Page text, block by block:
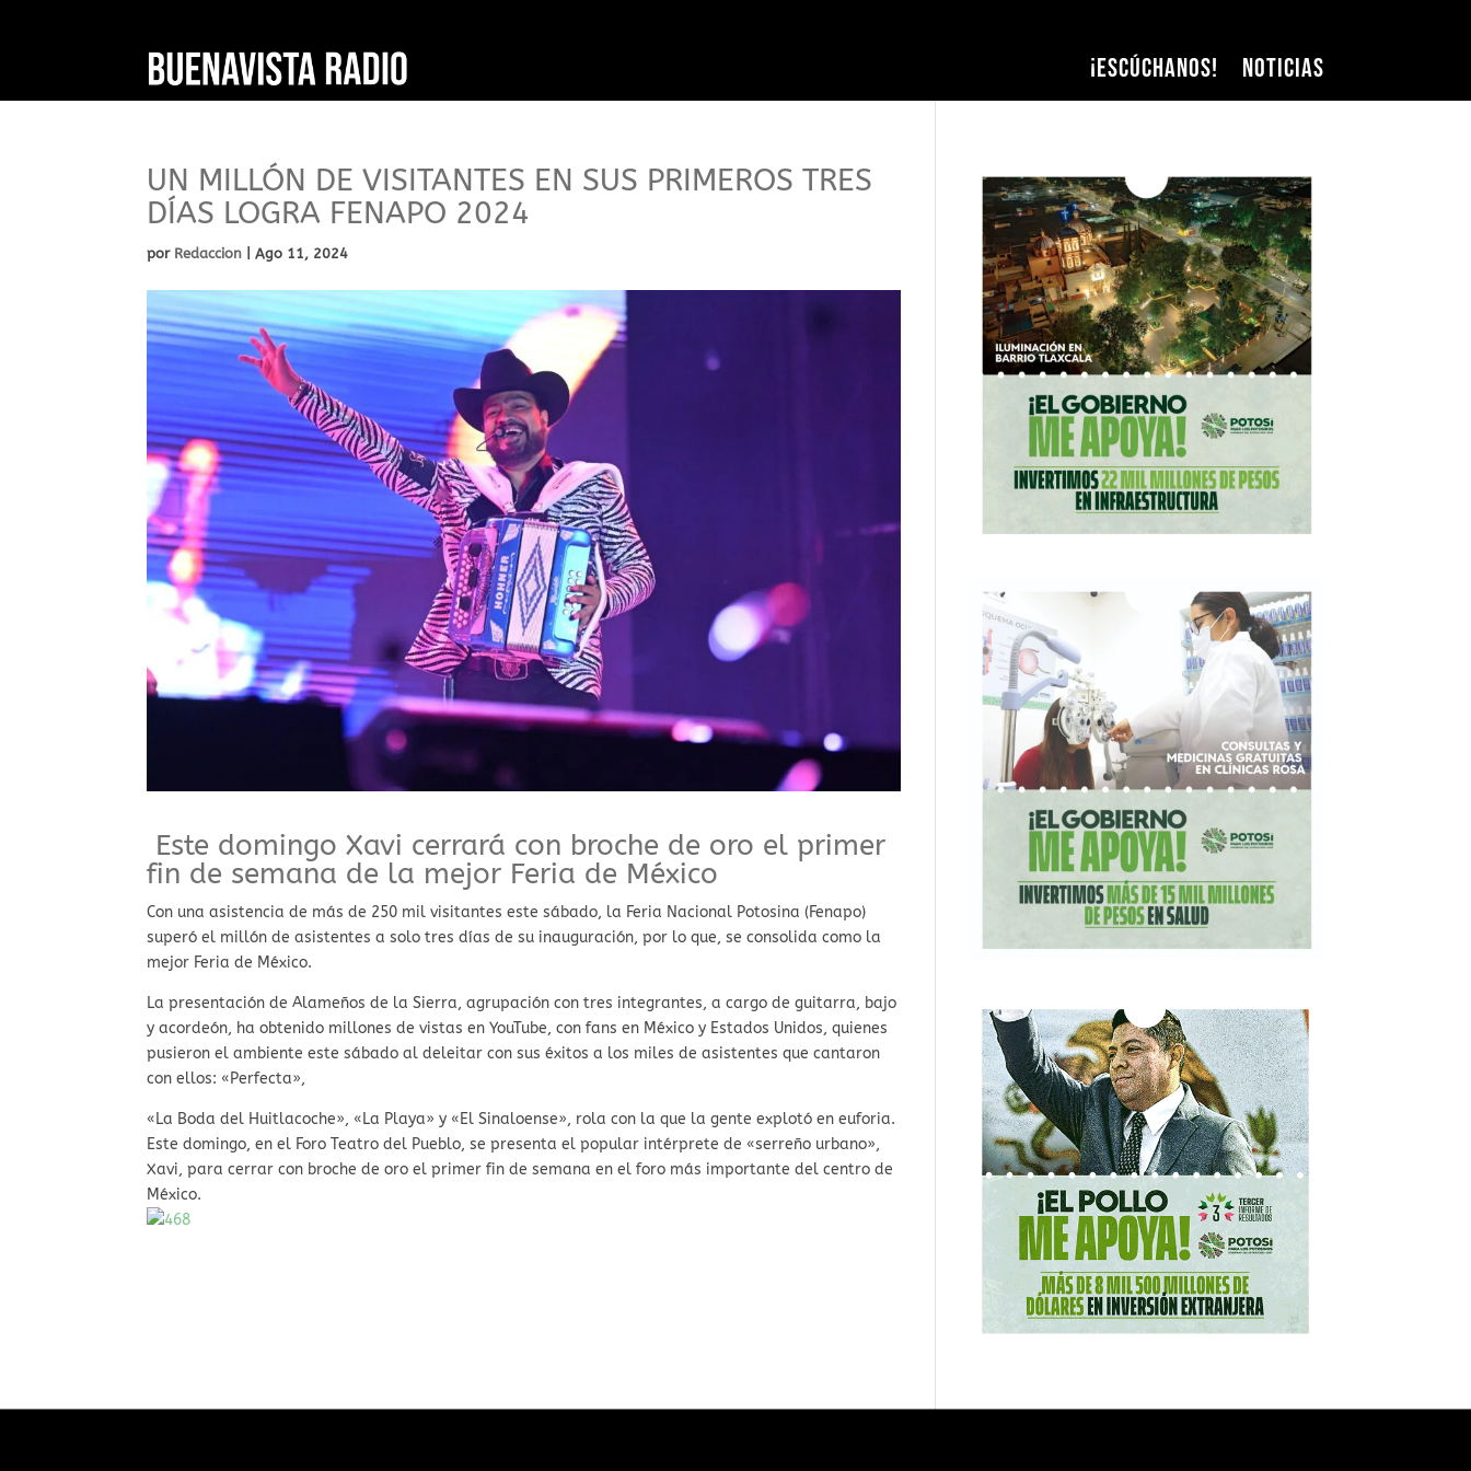
¡Escúchanos! Noticias
UN MILLÓN DE VISITANTES EN SUS PRIMEROS TRES
DÍAS LOGRA FENAPO 2024
por Redaccion |Ago 11, 2024
Este domingo Xavi cerrará con broche de oro el primer
fin de semana de la mejor Feria de México
Con una asistencia de más de 250 mil visitantes este sábado, la Feria Nacional Potosina (Fenapo)
superó el millón de asistentes a solo tres días de su inauguración, por lo que, se consolida como la
mejor Feria de México.
La presentación de Alameños de la Sierra, agrupación con tres integrantes, a cargo de guitarra, bajo
y acordeón, ha obtenido millones de vistas en YouTube, con fans en México y Estados Unidos, quienes
pusieron el ambiente este sábado al deleitar con sus éxitos a los miles de asistentes que cantaron
con ellos: «Perfecta»,
«La Boda del Huitlacoche», «La Playa» y «El Sinaloense», rola con la que la gente explotó en euforia.
Este domingo, en el Foro Teatro del Pueblo, se presenta el popular intérprete de «serreño urbano»,
Xavi, para cerrar con broche de oro el primer fin de semana en el foro más importante del centro de
México.